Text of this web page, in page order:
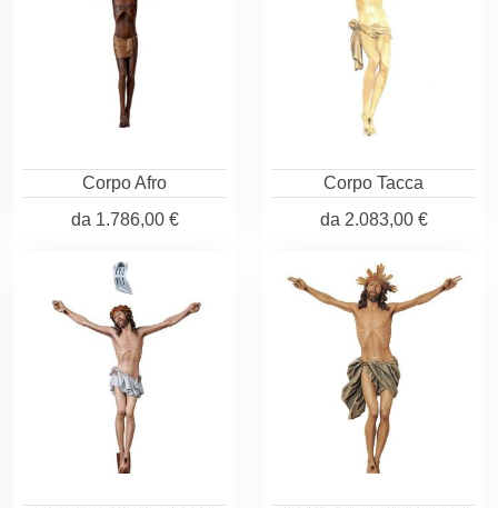
Corpo Afro
da 1.786,00 €
Corpo Tacca
da 2.083,00 €